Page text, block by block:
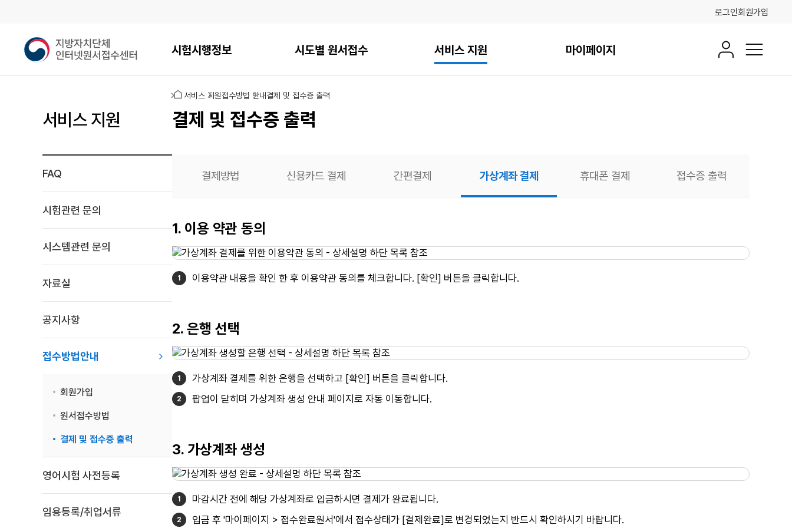
로그인회원가입
지
방
메인메뉴
시험시행정보 시도별 원서접수 서비스 지원 마이페이지 회원정보전체메뉴
서비스 지원
FAQ
시험관련 문의
시스템관련 문의
자료실
공지사항
접수방법안내
회원가입
원서접수방법
결제 및 접수증 출력
영어시험 사전등록
임용등록/취업서류
홈 서비스 지원접수방법 안내결제 및 접수증 출력
결제 및 접수증 출력
결제방법 신용카드 결제 간편결제 가상계좌 결제 휴대폰 결제 접수증 출력
가상계좌
결제
1. 이용 약관 동의
이용약관 내용을 확인 한 후 이용약관 동의를 체크합니다. [확인] 버튼을 클릭합니다.
2. 은행 선택
가상계좌 결제를 위한 은행을 선택하고 [확인] 버튼을 클릭합니다.
팝업이 닫히며 가상계좌 생성 안내 페이지로 자동 이동합니다.
3. 가상계좌 생성
마감시간 전에 해당 가상계좌로 입금하시면 결제가 완료됩니다.
입금 후 '마이페이지 > 접수완료원서'에서 접수상태가 [결제완료]로 변경되었는지 반드시 확인하시기 바랍니다.